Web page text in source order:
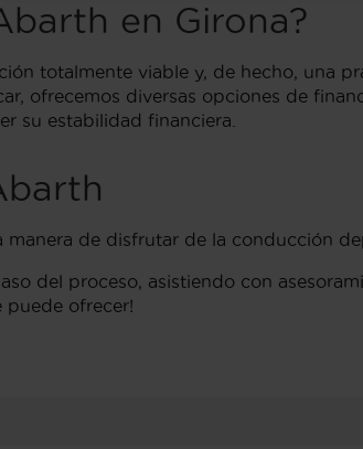
en Girona?
totalmente viable y, de hecho, una
ofrecemos diversas opciones de
su estabilidad financiera.
de disfrutar de la conducción
del proceso, asistiendo con
puede ofrecer!